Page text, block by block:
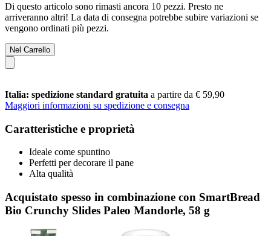
Di questo articolo sono rimasti ancora 10 pezzi. Presto ne
arriveranno altri! La data di consegna potrebbe subire variazioni se
vengono ordinati più pezzi.
Nel Carrello
Italia: spedizione standard gratuita a partire da € 59,90
Maggiori informazioni su spedizione e consegna
Caratteristiche e proprietà
Ideale come spuntino
Perfetti per decorare il pane
Alta qualità
Acquistato spesso in combinazione con SmartBread
Bio Crunchy Slides Paleo Mandorle, 58 g